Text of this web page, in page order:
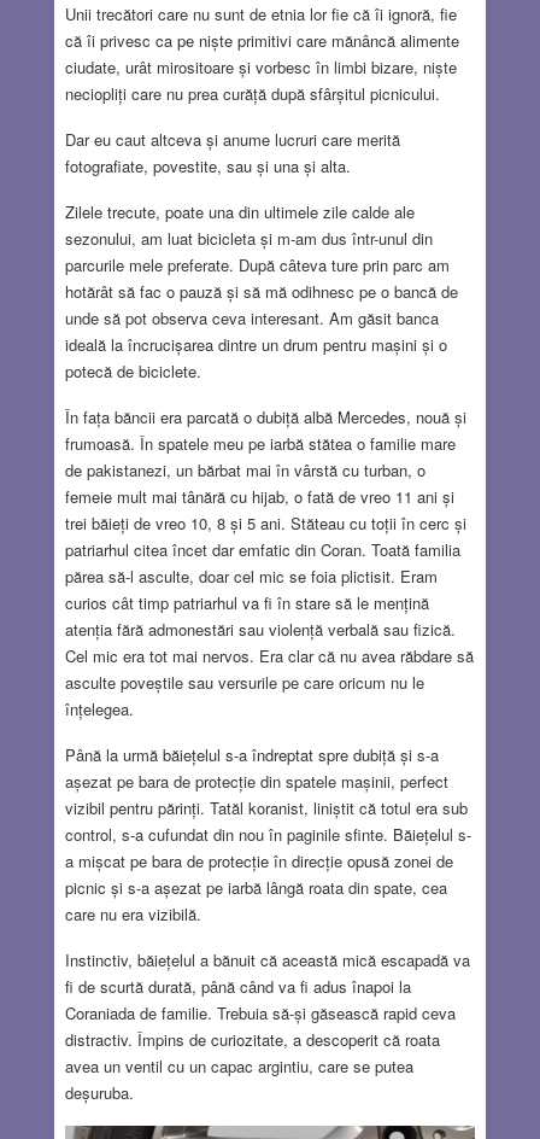
Unii trecători care nu sunt de etnia lor fie că îi ignoră, fie
că îi privesc ca pe niște primitivi care mănâncă alimente
ciudate, urât mirositoare și vorbesc în limbi bizare, niște
neciopliți care nu prea curăță după sfârșitul picnicului.
Dar eu caut altceva și anume lucruri care merită
fotografiate, povestite, sau și una și alta.
Zilele trecute, poate una din ultimele zile calde ale
sezonului, am luat bicicleta și m-am dus într-unul din
parcurile mele preferate. După câteva ture prin parc am
hotărât să fac o pauză și să mă odihnesc pe o bancă de
unde să pot observa ceva interesant. Am găsit banca
ideală la încrucișarea dintre un drum pentru mașini și o
potecă de biciclete.
În fața băncii era parcată o dubiță albă Mercedes, nouă și
frumoasă. În spatele meu pe iarbă stătea o familie mare
de pakistanezi, un bărbat mai în vârstă cu turban, o
femeie mult mai tânără cu hijab, o fată de vreo 11 ani și
trei băieți de vreo 10, 8 și 5 ani. Stăteau cu toții în cerc și
patriarhul citea încet dar emfatic din Coran. Toată familia
părea să-l asculte, doar cel mic se foia plictisit. Eram
curios cât timp patriarhul va fi în stare să le mențină
atenția fără admonestări sau violență verbală sau fizică.
Cel mic era tot mai nervos. Era clar că nu avea răbdare să
asculte poveștile sau versurile pe care oricum nu le
înțelegea.
Până la urmă băiețelul s-a îndreptat spre dubiță și s-a
așezat pe bara de protecție din spatele mașinii, perfect
vizibil pentru părinți. Tatăl koranist, liniștit că totul era sub
control, s-a cufundat din nou în paginile sfinte. Băiețelul s-
a mișcat pe bara de protecție în direcție opusă zonei de
picnic și s-a așezat pe iarbă lângă roata din spate, cea
care nu era vizibilă.
Instinctiv, băiețelul a bănuit că această mică escapadă va
fi de scurtă durată, până când va fi adus înapoi la
Coraniada de familie. Trebuia să-și găsească rapid ceva
distractiv. Împins de curiozitate, a descoperit că roata
avea un ventil cu un capac argintiu, care se putea
deșuruba.